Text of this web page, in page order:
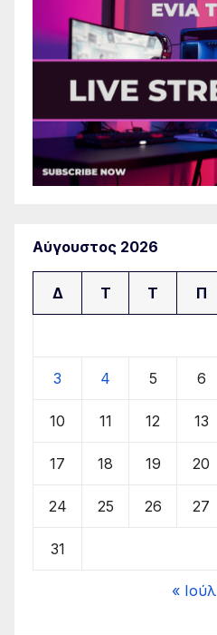
Αύγουστος 2026
Δ Τ Τ Π
3 4 5 6
10 11 12 13
17 18 19 20
24 25 26 27
31
« Ιούλ